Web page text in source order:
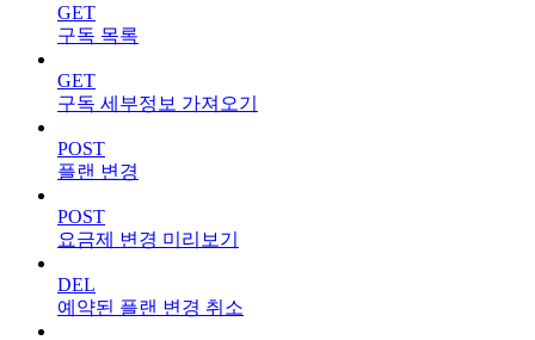
GET
구독 목록
GET
구독 세부정보 가져오기
POST
플랜 변경
POST
요금제 변경 미리보기
DEL
예약된 플랜 변경 취소